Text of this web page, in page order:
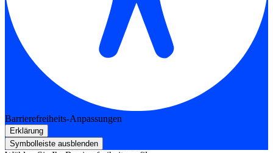
Barrierefreiheits-Anpassungen
Erklärung
Symbolleiste ausblenden